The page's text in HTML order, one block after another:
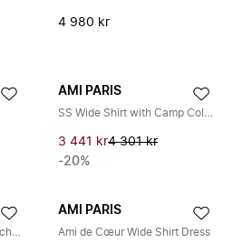
4 980 kr
AMI PARIS
SS Wide Shirt with Camp Collar
3 441 kr4 301 kr
-20%
Chemise Bords F Edge Stitching-skjorte
AMI PARIS
Ami de Cœur Wide Shirt Dress